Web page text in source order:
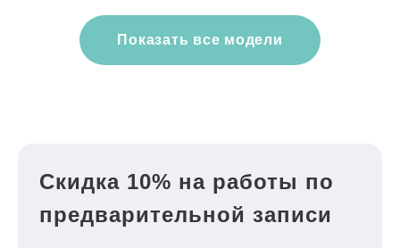
Показать все модели
Скидка 10% на работы по
предварительной записи